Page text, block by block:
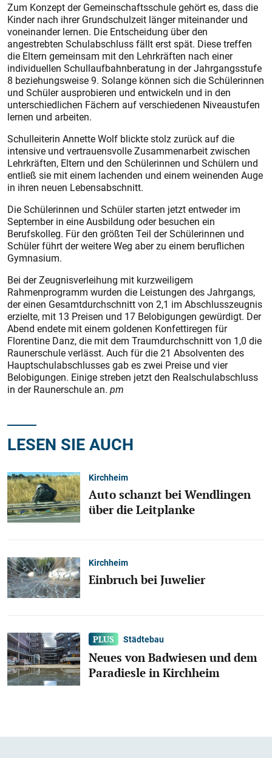
Zum Konzept der Gemeinschaftsschule gehört es, dass die
Kinder nach ihrer Grundschulzeit länger miteinander und
voneinander lernen. Die Entscheidung über den
angestrebten Schulabschluss fällt erst spät. Diese treffen
die Eltern gemeinsam mit den Lehrkräften nach einer
individuellen Schullaufbahnberatung in der Jahrgangsstufe
8 beziehungsweise 9. Solange können sich die Schülerinnen
und Schüler ausprobieren und entwickeln und in den
unterschiedlichen Fächern auf verschiedenen Niveaustufen
lernen und arbeiten.
Schulleiterin Annette Wolf blickte stolz zurück auf die
intensive und vertrauensvolle Zusammenarbeit zwischen
Lehrkräften, Eltern und den Schülerinnen und Schülern und
entließ sie mit einem lachenden und einem weinenden Auge
in ihren neuen Lebensabschnitt.
Die Schülerinnen und Schüler starten jetzt entweder im
September in eine Ausbildung oder besuchen ein
Berufskolleg. Für den größten Teil der Schülerinnen und
Schüler führt der weitere Weg aber zu einem beruflichen
Gymnasium.
Bei der Zeugnisverleihung mit kurzweiligem
Rahmenprogramm wurden die Leistungen des Jahrgangs,
der einen Gesamtdurchschnitt von 2,1 im Abschlusszeugnis
erzielte, mit 13 Preisen und 17 Belobigungen gewürdigt. Der
Abend endete mit einem goldenen Konfettiregen für
Florentine Danz, die mit dem Traumdurchschnitt von 1,0 die
Raunerschule verlässt. Auch für die 21 Absolventen des
Hauptschulabschlusses gab es zwei Preise und vier
Belobigungen. Einige streben jetzt den Realschulabschluss
in der Raunerschule an. pm
LESEN SIE AUCH
Kirchheim
Auto schanzt bei Wendlingen
über die Leitplanke
Kirchheim
Einbruch bei Juwelier
Städtebau
Neues von Badwiesen und dem
Paradiesle in Kirchheim